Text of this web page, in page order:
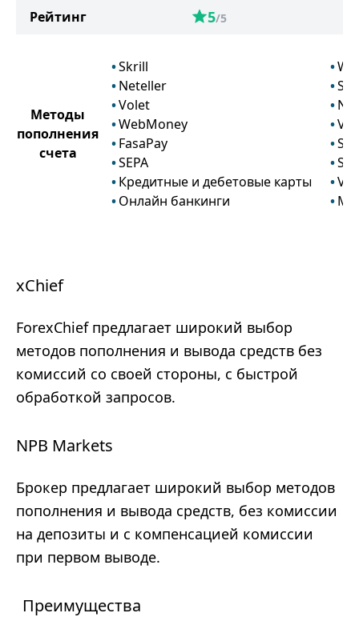
Рейтинг
5/5
Методы
пополнения
счета
Skrill
Neteller
Volet
WebMoney
FasaPay
SEPA
Кредитные и дебетовые карты
Онлайн банкинги
xChief
ForexChief предлагает широкий выбор
методов пополнения и вывода средств без
комиссий со своей стороны, с быстрой
обработкой запросов.
NPB Markets
Брокер предлагает широкий выбор методов
пополнения и вывода средств, без комиссии
на депозиты и с компенсацией комиссии
при первом выводе.
Преимущества